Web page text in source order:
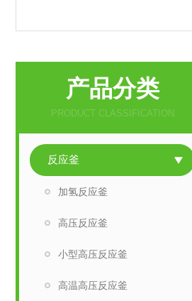
产品分类
PRODUCT CLASSIFICATION
反应釜
加氢反应釜
高压反应釜
小型高压反应釜
高温高压反应釜